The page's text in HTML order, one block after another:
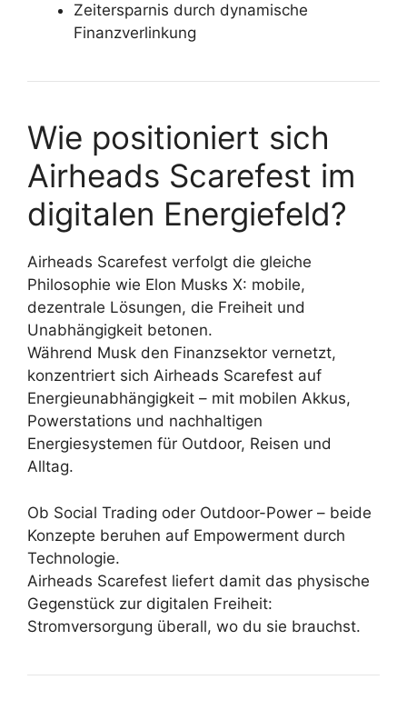
Zeitersparnis durch dynamische
Finanzverlinkung
Wie positioniert sich
Airheads Scarefest im
digitalen Energiefeld?
Airheads Scarefest verfolgt die gleiche
Philosophie wie Elon Musks X: mobile,
dezentrale Lösungen, die Freiheit und
Unabhängigkeit betonen.
Während Musk den Finanzsektor vernetzt,
konzentriert sich Airheads Scarefest auf
Energieunabhängigkeit – mit mobilen Akkus,
Powerstations und nachhaltigen
Energiesystemen für Outdoor, Reisen und
Alltag.
Ob Social Trading oder Outdoor-Power – beide
Konzepte beruhen auf Empowerment durch
Technologie.
Airheads Scarefest liefert damit das physische
Gegenstück zur digitalen Freiheit:
Stromversorgung überall, wo du sie brauchst.